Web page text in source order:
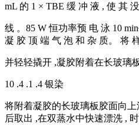
mL 的 1 × TBE 缓 冲 液 , 使 其
线 。85 W 恒功率预 电 泳 10
凝 胶 顶 端 气 泡 和 杂 质。 将
并轻轻撬开 ,凝胶附着在长玻璃板
10 .4 .1 .4 银染
将附着凝胶的长玻璃板胶面向
后取出 ,在双蒸水中快速漂洗 ,